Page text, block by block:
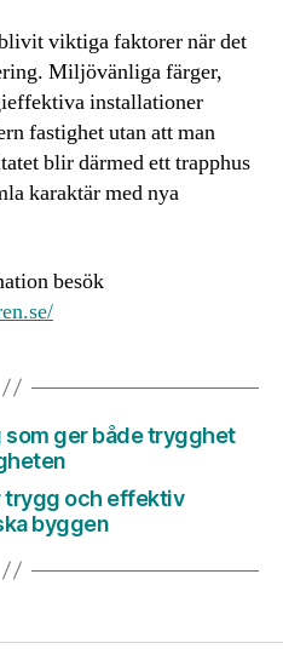
viktiga faktorer när det
Miljövänliga färger,
installationer
fastighet utan att man
blir därmed ett trapphus
karaktär med nya
besök
ger både trygghet
trygg och effektiv
byggen